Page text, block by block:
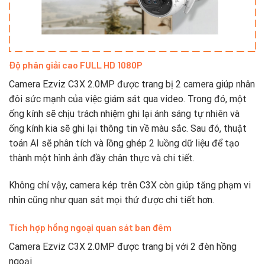
Độ phân giải cao FULL HD 1080P
Camera Ezviz C3X 2.0MP được trang bị 2 camera giúp nhân
đôi sức mạnh của việc giám sát qua video. Trong đó, một
ống kính sẽ chịu trách nhiệm ghi lại ánh sáng tự nhiên và
ống kính kia sẽ ghi lại thông tin về màu sắc. Sau đó, thuật
toán AI sẽ phân tích và lồng ghép 2 luồng dữ liệu để tạo
thành một hình ảnh đầy chân thực và chi tiết.
Không chỉ vậy, camera kép trên C3X còn giúp tăng phạm vi
nhìn cũng như quan sát mọi thứ được chi tiết hơn.
Tích hợp hồng ngoại quan sát ban đêm
Camera Ezviz C3X 2.0MP được trang bị với 2 đèn hồng
ngoại